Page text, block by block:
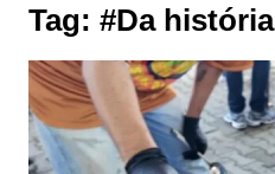
Tag: #Da história